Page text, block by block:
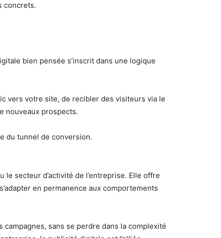
concrets.
bien pensée s’inscrit dans une logique
vers votre site, de recibler des visiteurs via le
nouveaux prospects.
du tunnel de conversion.
le secteur d’activité de l’entreprise. Elle offre
en permanence aux comportements
sans se perdre dans la complexité